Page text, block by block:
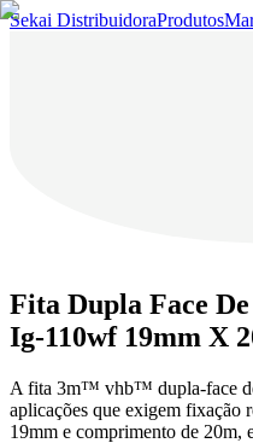
Sekai DistribuidoraProdutos
Fita Dupla Face
Ig-110wf 19mm X
A fita 3m™ vhb™ dupla-face
aplicações que exigem fixação
19mm e comprimento de 20m,